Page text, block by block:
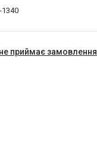
1340
приймає замовлення